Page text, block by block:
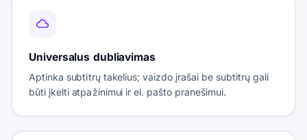
Universalus dubliavimas
Aptinka subtitrų takelius; vaizdo įrašai be subtitrų gali
būti įkelti atpažinimui ir el. pašto pranešimui.